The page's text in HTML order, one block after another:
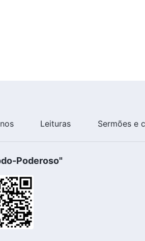
Leituras Sermões e
Poderoso"